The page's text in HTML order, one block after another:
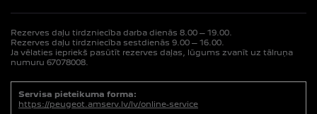
Rezerves daļu tirdzniecība darba dienās 8.00 – 19.00.
Rezerves daļu tirdzniecība sestdienās 9.00 – 16.00.
Ja vēlaties iepriekš pasūtīt rezerves daļas, lūgums zvanīt uz tālruņa
numuru 67078008.
Servisa pieteikuma forma:
https://peugeot.amserv.lv/lv/online-service